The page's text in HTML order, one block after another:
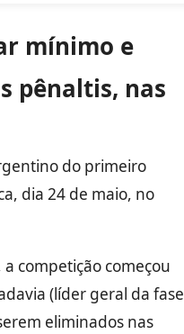
mínimo e
pênaltis, nas
do primeiro
dia 24 de maio, no
competição começou
(líder geral da fase
eliminados nas